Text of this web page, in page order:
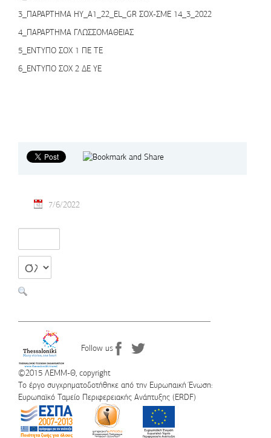
3_ΠΑΡΑΡΤΗΜΑ ΗΥ_A1_22_EL_GR ΣΟΧ-ΣΜΕ 14_3_2022
4_ΠΑΡΑΡΤΗΜΑ ΓΛΩΣΣΟΜΑΘΕΙΑΣ
5_ΕΝΤΥΠΟ ΣΟΧ 1 ΠΕ ΤΕ
6_ΕΝΤΥΠΟ ΣΟΧ 2 ΔΕ ΥΕ
7/6/2022
Follow us
©2015 ΛΕΜΜ-Θ, copyright
Το έργο συγχρηματοδοτήθηκε από την Ευρωπαική Ένωση:
Ευρωπαϊκό Ταμείο Περιφερειακής Ανάπτυξης (ERDF)